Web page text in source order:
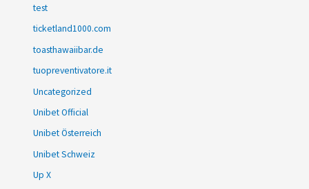
test
ticketland1000.com
toasthawaiibar.de
tuopreventivatore.it
Uncategorized
Unibet Official
Unibet Österreich
Unibet Schweiz
Up X